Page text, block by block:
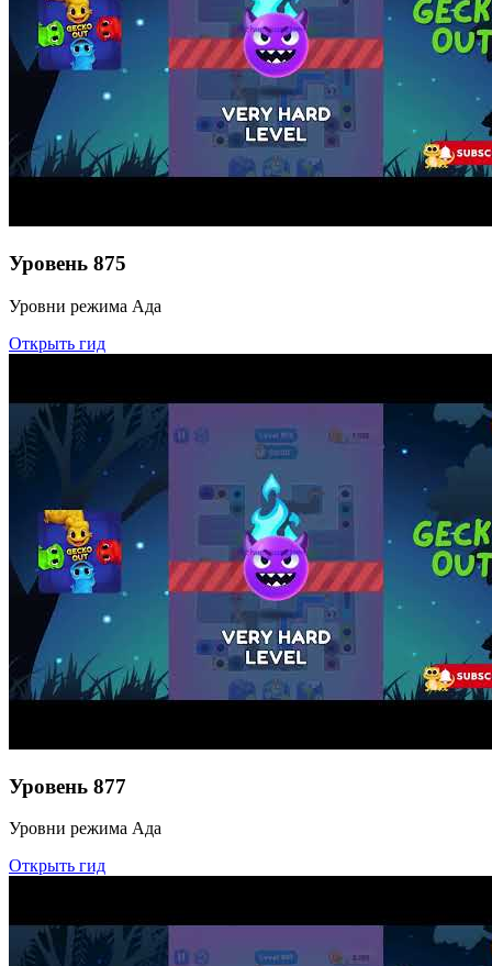
Уровень 875
Уровни режима Ада
Открыть гид
Уровень 877
Уровни режима Ада
Открыть гид